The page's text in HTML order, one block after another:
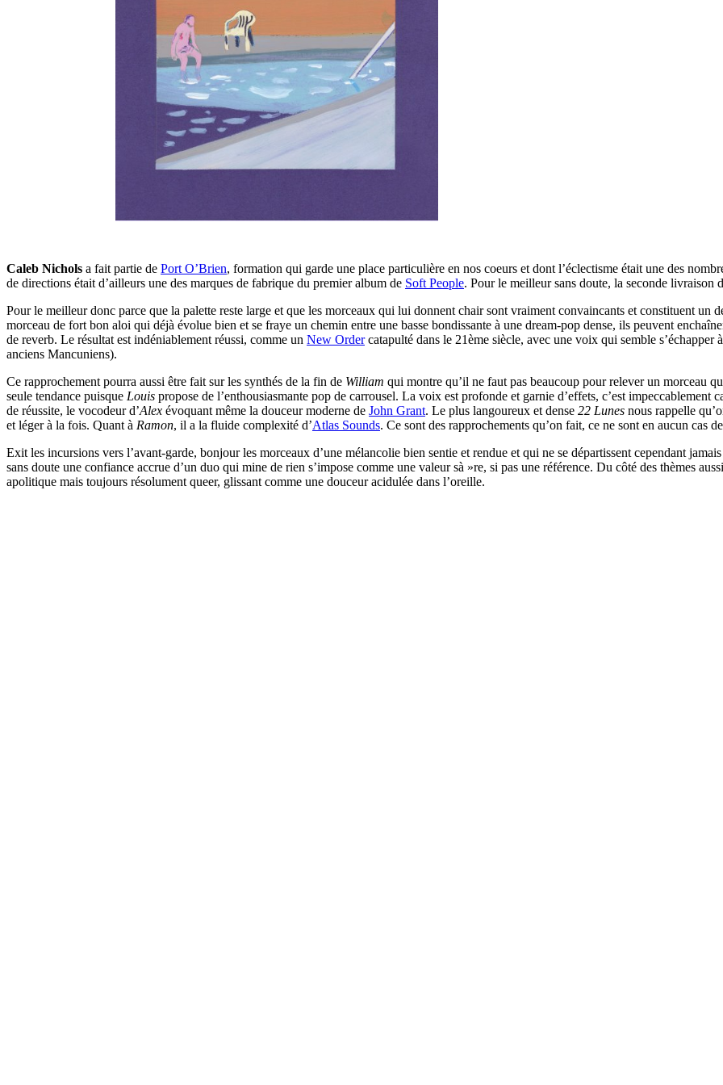
Caleb Nichols a fait partie de Port O’Brien, formation qui garde une place particulière en nos coeurs et dont l’éclectisme était une des
de directions était d’ailleurs une des marques de fabrique du premier album de Soft People. Pour le meilleur sans doute, la seconde livraison
Pour le meilleur donc parce que la palette reste large et que les morceaux qui lui donnent chair sont vraiment convaincants et constituent un
morceau de fort bon aloi qui déjà évolue bien et se fraye un chemin entre une basse bondissante à une dream-pop dense, ils peuvent
de reverb. Le résultat est indéniablement réussi, comme un New Ordercatapulté dans le 21ème siècle, avec une voix qui semble s’échapper
anciens Mancuniens).
Ce rapprochement pourra aussi être fait sur les synthés de la fin de William qui montre qu’il ne faut pas beaucoup pour relever un morceau
seule tendance puisque Louis propose de l’enthousiasmante pop de carrousel. La voix est profonde et garnie d’effets, c’est impeccablement
de réussite, le vocodeur d’Alex évoquant même la douceur moderne de John Grant. Le plus langoureux et dense 22 Lunes nous rappelle
et léger à la fois. Quant à Ramon, il a la fluide complexité d’Atlas Sounds. Ce sont des rapprochements qu’on fait, ce ne sont en aucun cas
Exit les incursions vers l’avant-garde, bonjour les morceaux d’une mélancolie bien sentie et rendue et qui ne se départissent cependant
sans doute une confiance accrue d’un duo qui mine de rien s’impose comme une valeur sà »re, si pas une référence. Du côté des thèmes
apolitique mais toujours résolument queer, glissant comme une douceur acidulée dans l’oreille.